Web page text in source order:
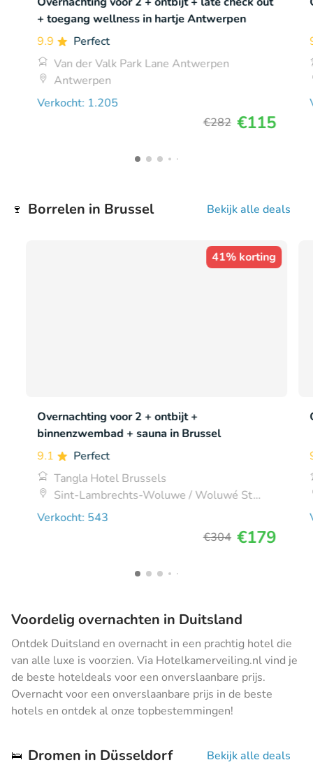
+ toegang wellness in hartje Antwerpen
9.9
Perfect
Van der Valk Park Lane Antwerpen
Antwerpen
Verkocht: 1.205
€282 €115
🍷 Borrelen in Brussel Bekijk alle deals
41% korting
Overnachting voor 2 + ontbijt +
binnenzwembad + sauna in Brussel
9.1
Perfect
Tangla Hotel Brussels
Sint-Lambrechts-Woluwe / Woluwé St
Lambert
Verkocht: 543
€304 €179
Voordelig overnachten in Duitsland
Ontdek Duitsland en overnacht in een prachtig hotel die
van alle luxe is voorzien. Via Hotelkamerveiling.nl vind je
de beste hoteldeals voor een onverslaanbare prijs.
Overnacht voor een onverslaanbare prijs in de beste
hotels en ontdek al onze topbestemmingen!
🛌 Dromen in Düsseldorf Bekijk alle deals